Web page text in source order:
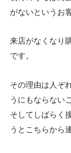
がないというお
来店がなくなり
です。
その理由は人ぞ
うにもならない
そしてしばらく
うとこちらから